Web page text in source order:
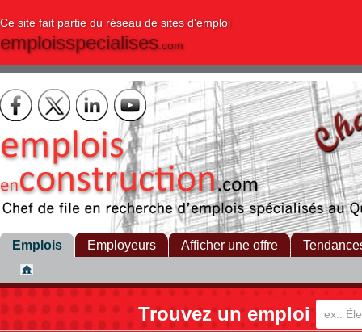
Ce site fait partie du réseau de sites d'emploi
emploisspecialises.com
Emplois Employeurs Afficher une offre
Trouvez un emploi